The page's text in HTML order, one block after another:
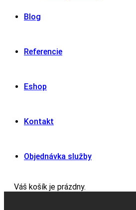
Blog
Referencie
Eshop
Kontakt
Objednávka služby
Váš košík je prázdny.